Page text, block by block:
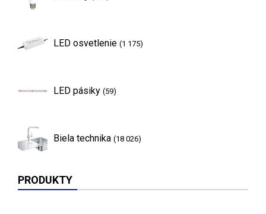
LED osvetlenie (1 175)
LED pásiky (59)
Biela technika (18 026)
PRODUKTY